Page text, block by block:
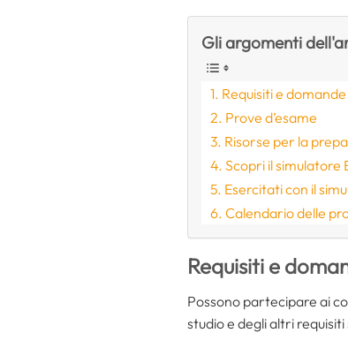
Gli argomenti
Requisiti e
Prove d’esame
Risorse per la
Scopri il
Esercitati con il
Calendario delle
Requisiti e
Possono partecipare ai
studio e degli altri